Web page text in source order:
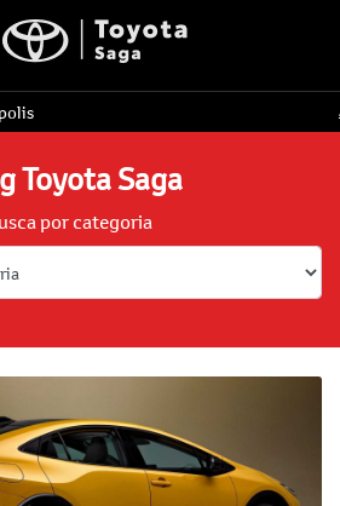
Toyota Saga
por categoria